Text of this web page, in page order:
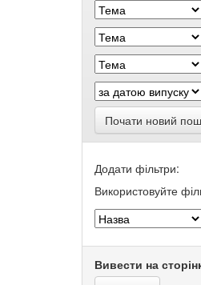
Почати новий
Додати фільтри:
Використовуйте
Вивести на